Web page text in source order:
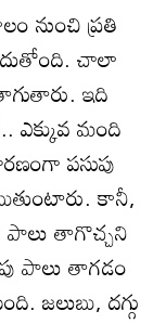
నుంచి ప్రతి
చాలా
ఇది
ఎక్కువ మంది
పసుపు
కానీ,
పాలు తాగొచ్చని
పాలు తాగడం
జలుబు, దగ్గు